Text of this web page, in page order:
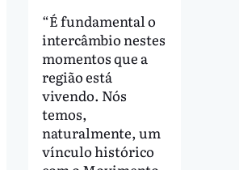
“É fundamental o
intercâmbio nestes
momentos que a
região está
vivendo. Nós
temos,
naturalmente, um
vínculo histórico